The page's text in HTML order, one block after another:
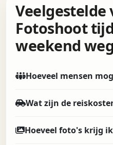
Veelgestelde
Fotoshoot
weekend
Hoeveel mensen
Wat zijn de
Hoeveel foto's krijg